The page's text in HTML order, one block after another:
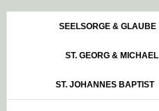
HauptsidebarSEELSORGE & GLAUBE
ST. GEORG & MICHAEL
ST. JOHANNES BAPTIST